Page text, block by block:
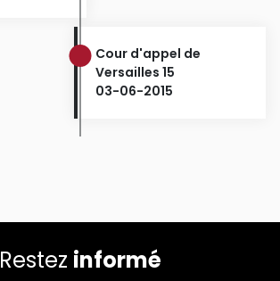
Cour d'appel de
Versailles 15
03-06-2015
Restez informé